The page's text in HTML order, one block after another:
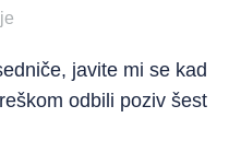
javite mi se kad
odbili poziv šest